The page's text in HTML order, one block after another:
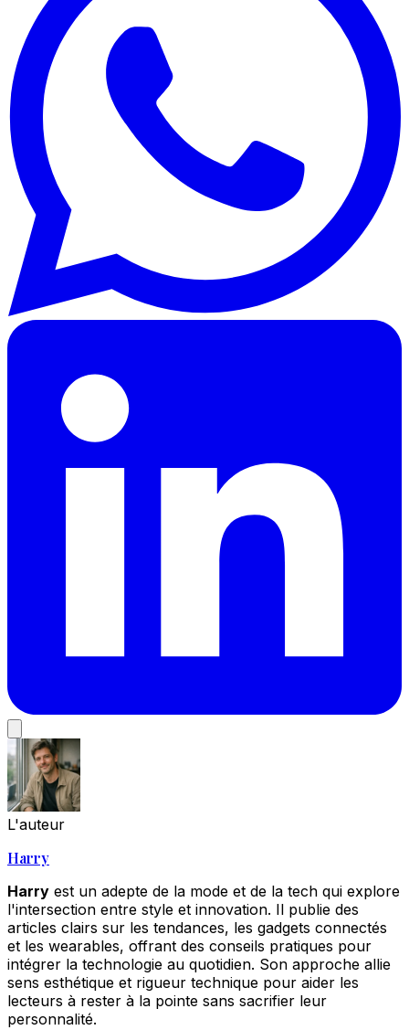
L'auteur
Harry
Harry est un adepte de la mode et de la tech qui explore
l'intersection entre style et innovation. Il publie des
articles clairs sur les tendances, les gadgets connectés
et les wearables, offrant des conseils pratiques pour
intégrer la technologie au quotidien. Son approche allie
sens esthétique et rigueur technique pour aider les
lecteurs à rester à la pointe sans sacrifier leur
personnalité.